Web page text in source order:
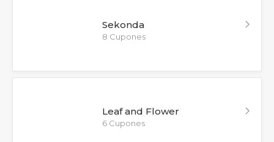
Sekonda
8 Cupones
Leaf and Flower
6 Cupones